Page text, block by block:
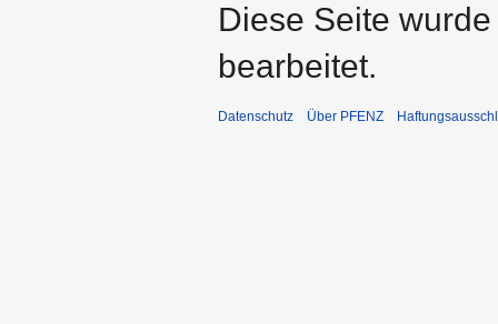
Diese Seite
bearbeitet.
Datenschutz Über PFENZ